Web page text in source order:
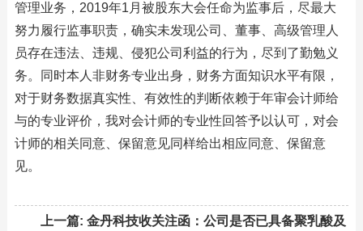
管理业务，2019年1月被股东大会任命为监事后，尽最大
努力履行监事职责，确实未发现公司、董事、高级管理人
员存在违法、违规、侵犯公司利益的行为，尽到了勤勉义
务。同时本人非财务专业出身，财务方面知识水平有限，
对于财务数据真实性、有效性的判断依赖于年审会计师给
与的专业评价，我对会计师的专业性回答予以认可，对会
计师的相关同意、保留意见同样给出相应同意、保留意
见。
上一篇: 金丹科技收关注函：公司是否已具备聚乳酸及